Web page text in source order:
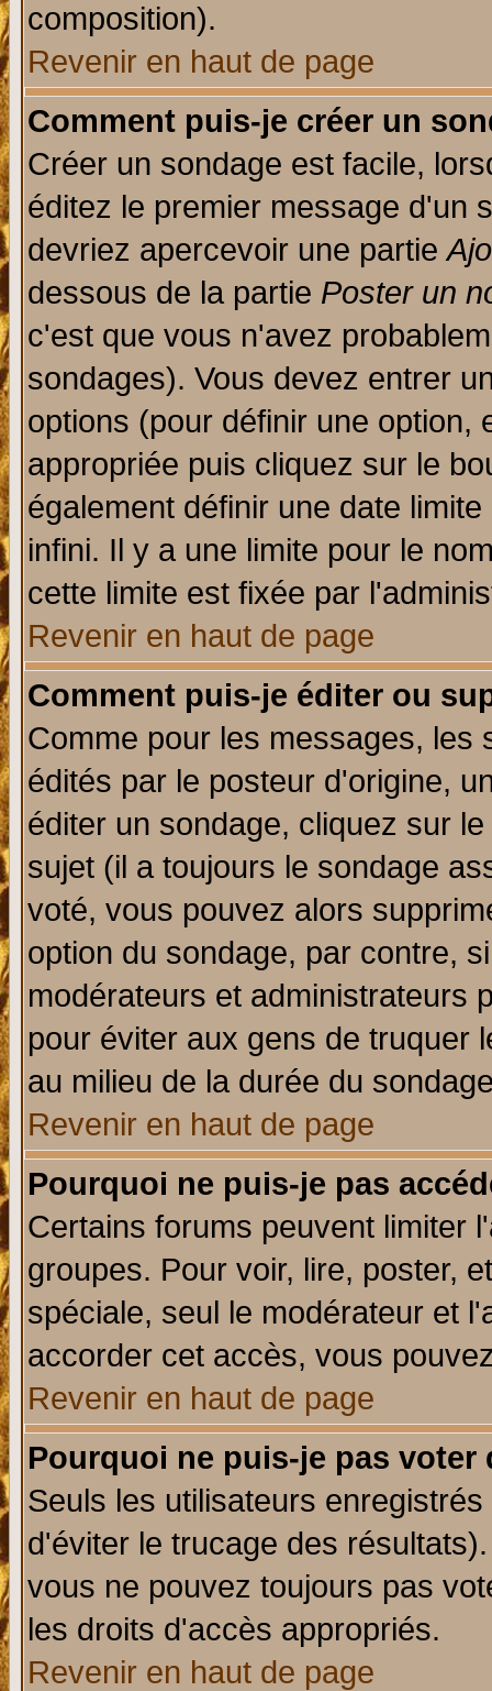
composition).
Revenir en haut de page
Comment puis-je créer un
Créer un sondage est facile,
éditez le premier message d'un
devriez apercevoir une partie
dessous de la partie Poster un
c'est que vous n'avez
sondages). Vous devez entrer
options (pour définir une option,
appropriée puis cliquez sur le
également définir une date
infini. Il y a une limite pour le
cette limite est fixée par
Revenir en haut de page
Comment puis-je éditer ou
Comme pour les messages, les
édités par le posteur d'origine,
éditer un sondage, cliquez sur
sujet (il a toujours le sondage
voté, vous pouvez alors
option du sondage, par contre,
modérateurs et administrateurs
pour éviter aux gens de truquer
au milieu de la durée du
Revenir en haut de page
Pourquoi ne puis-je pas
Certains forums peuvent limiter
groupes. Pour voir, lire, poster,
spéciale, seul le modérateur et
accorder cet accès, vous
Revenir en haut de page
Pourquoi ne puis-je pas voter
Seuls les utilisateurs
d'éviter le trucage des
vous ne pouvez toujours pas
les droits d'accès appropriés.
Revenir en haut de page